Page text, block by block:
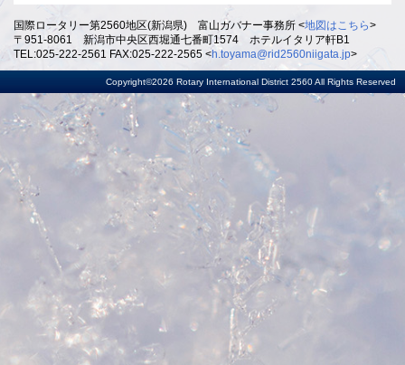
国際ロータリー第2560地区(新潟県) 富山ガバナー事務所 <地図はこちら>
〒951-8061 新潟市中央区西堀通七番町1574 ホテルイタリア軒B1
TEL:025-222-2561 FAX:025-222-2565 <h.toyama@rid2560niigata.jp>
Copyright©2026 Rotary International District 2560 All Rights Reserved